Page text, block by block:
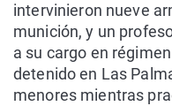
intervinieron nueve
munición, y un
a su cargo en
detenido en Las
menores mientras